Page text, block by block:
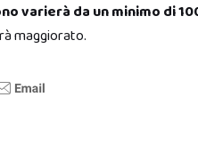
varierà da un minimo di
maggiorato.